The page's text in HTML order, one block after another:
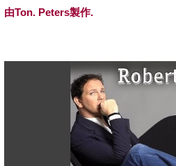
由Ton. Peters製作.